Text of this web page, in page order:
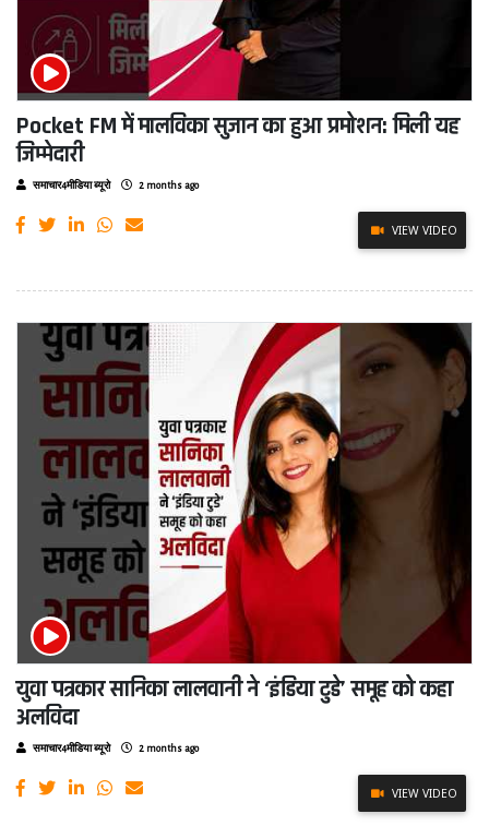
Pocket FM में मालविका सुजान का हुआ प्रमोशन: मिली यह
जिम्मेदारी
समाचार4मीडिया ब्यूरो 2 months ago
VIEW VIDEO
युवा पत्रकार सानिका लालवानी ने ‘इंडिया टुडे’ समूह को कहा
अलविदा
समाचार4मीडिया ब्यूरो 2 months ago
VIEW VIDEO